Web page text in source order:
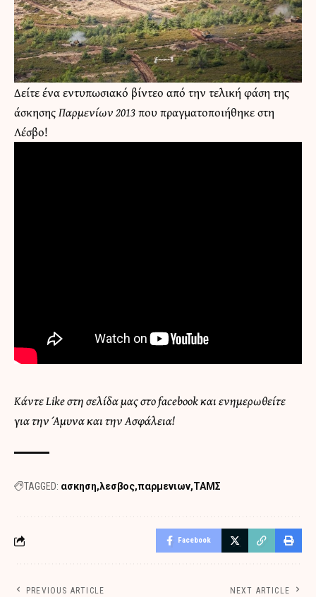
Δείτε ένα εντυπωσιακό βίντεο από την τελική φάση της
άσκησηςΠαρμενίων 2013που πραγματοποιήθηκε στη
Λέσβο!
Κάντε Like στη σελίδα μας στο facebook και ενημερωθείτε
για την Άμυνα και την Ασφάλεια!
TAGGED: ασκηση λεσβος παρμενιων ΤΑΜΣ
Facebook
PREVIOUS ARTICLE NEXT ARTICLE